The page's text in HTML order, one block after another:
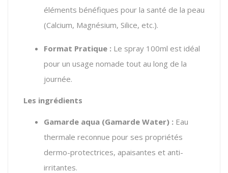
éléments bénéfiques pour la santé de la peau
(Calcium, Magnésium, Silice, etc.).
Format Pratique : Le spray 100ml est idéal
pour un usage nomade tout au long de la
journée.
Les ingrédients
Gamarde aqua (Gamarde Water) : Eau
thermale reconnue pour ses propriétés
dermo-protectrices, apaisantes et anti-
irritantes.